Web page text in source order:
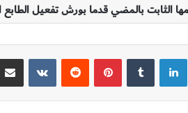
الثابت بالمضي قدما بورش تفعيل الطابع
لينكدإن بينتيريست